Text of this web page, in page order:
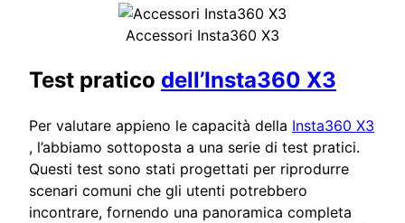
Accessori Insta360 X3
Test pratico dell’Insta360 X3
Per valutare appieno le capacità della Insta360 X3
, l’abbiamo sottoposta a una serie di test pratici.
Questi test sono stati progettati per riprodurre
scenari comuni che gli utenti potrebbero
incontrare, fornendo una panoramica completa